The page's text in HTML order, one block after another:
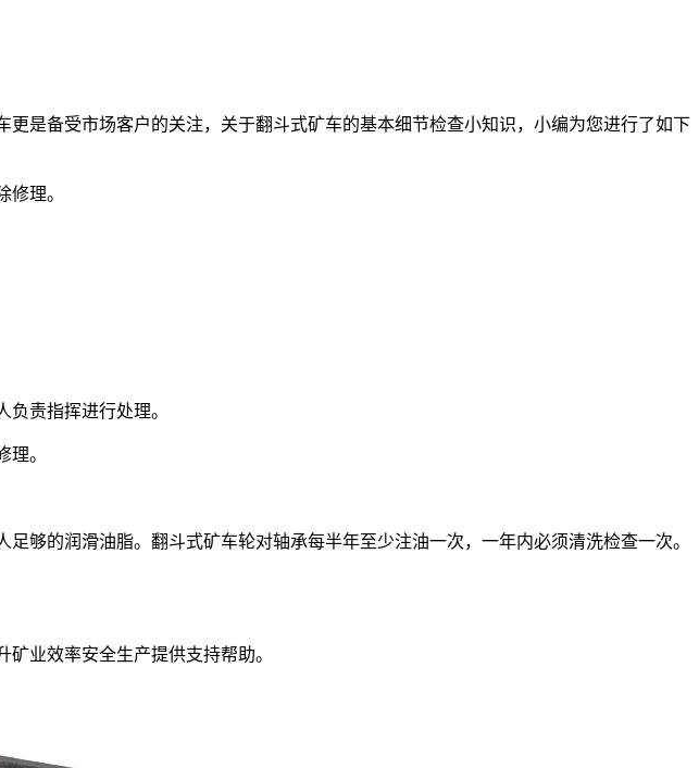
是备受市场客户的关注，关于翻斗式矿车的基本细节检查小知识，小编为您进行了如下
理。
责指挥进行处理。
。
够的润滑油脂。翻斗式矿车轮对轴承每半年至少注油一次，一年内必须清洗检查一次。
业效率安全生产提供支持帮助。